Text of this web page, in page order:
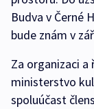
Budva v Černé
bude znám v
Za organizaci a
ministerstvo
spoluúčast